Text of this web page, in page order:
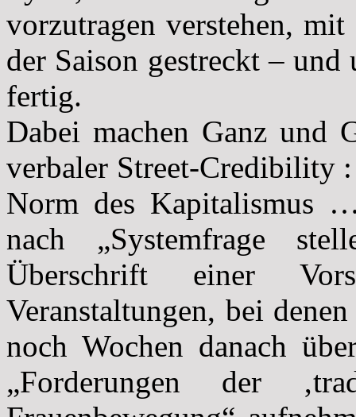
vorzutragen verstehen, mit
der Saison gestreckt – und
fertig.
Dabei machen Ganz
verbaler Street-Credibility
Norm des Kapitalismus
nach „Systemfrage
Überschrift einer
Veranstaltungen, bei
noch Wochen danach
„Forderungen der